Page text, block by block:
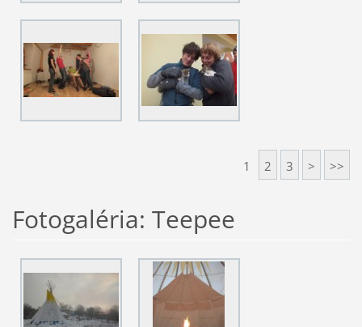
1 2 3 > >>
Fotogaléria: Teepee